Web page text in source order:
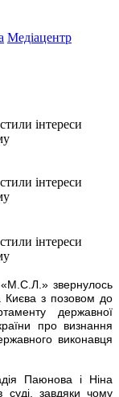
Медіацентр
інтереси
інтереси
інтереси
«М.С.Л.» звернулось
Києва з позовом до
державної
про визнання
виконавця
Паюнова і Ніна
суді, завдяки чому